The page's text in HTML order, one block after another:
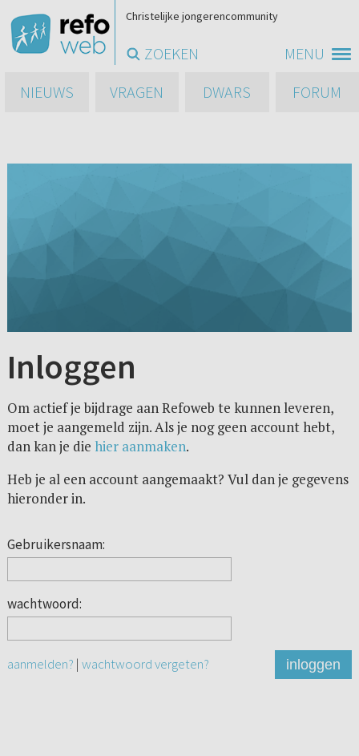
MENU
Christelijke jongerencommunity
ZOEKEN
NIEUWS
VRAGEN DWARS FORUM
Inloggen
Om actief je bijdrage aan Refoweb te kunnen leveren,
moet je aangemeld zijn. Als je nog geen account hebt,
dan kan je die hier aanmaken.
Heb je al een account aangemaakt? Vul dan je gegevens
hieronder in.
Gebruikersnaam:
wachtwoord:
aanmelden? | wachtwoord vergeten? inloggen